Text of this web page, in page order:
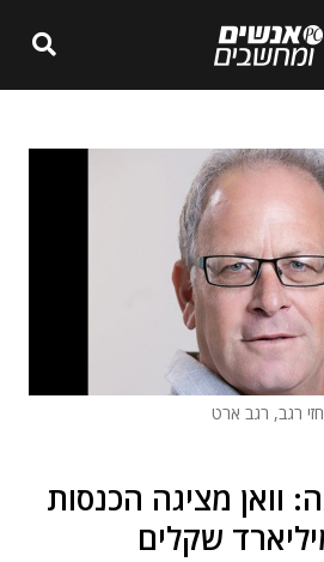
רגב, רגב ארט
וואן מציגה הכנסות
שקלים